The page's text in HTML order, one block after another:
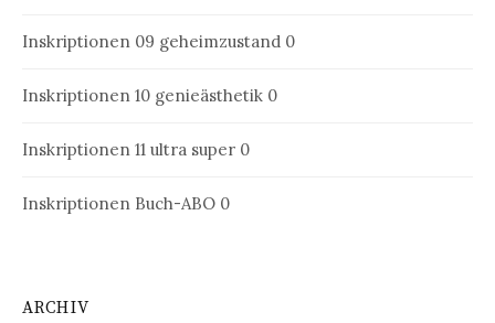
Inskriptionen 09 geheimzustand 0
Inskriptionen 10 genieästhetik 0
Inskriptionen 11 ultra super 0
Inskriptionen Buch-ABO 0
ARCHIV